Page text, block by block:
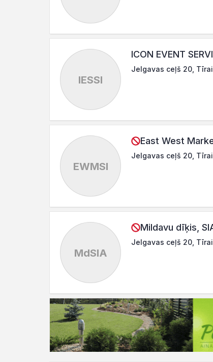
IESSI
ICON EVENT
Jelgavas ceļš 20,
EWMSI
East West
Jelgavas ceļš 20,
MdSIA
Mildavu dīķis,
Jelgavas ceļš 20,